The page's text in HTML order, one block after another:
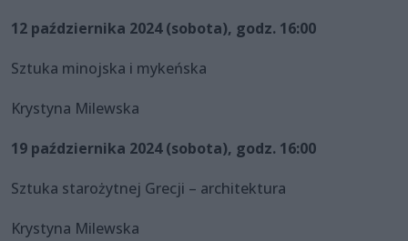
12 października 2024 (sobota), godz. 16:00
Sztuka minojska i mykeńska
Krystyna Milewska
19 października 2024 (sobota), godz. 16:00
Sztuka starożytnej Grecji – architektura
Krystyna Milewska